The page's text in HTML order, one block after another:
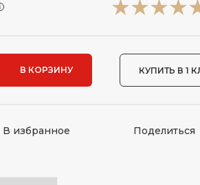
i
В КОРЗИНУ КУПИТЬ В 1
В избранное Поделиться